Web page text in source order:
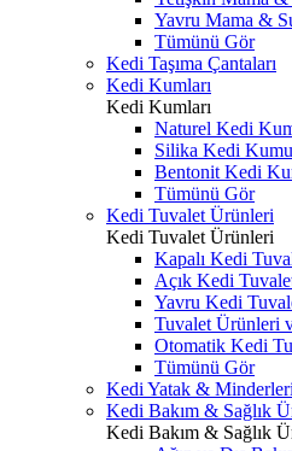
Yavru Mama &
Tümünü Gör
Kedi Taşıma Çantaları
Kedi Kumları
Kedi Kumları
Naturel Kedi
Silika Kedi Kumu
Bentonit Kedi
Tümünü Gör
Kedi Tuvalet Ürünleri
Kedi Tuvalet Ürünleri
Kapalı Kedi
Açık Kedi
Yavru Kedi
Tuvalet Ürünleri
Otomatik Kedi
Tümünü Gör
Kedi Yatak & Minderleri
Kedi Bakım & Sağlık
Kedi Bakım & Sağlık